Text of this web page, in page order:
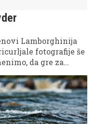
Lamborghinija
fotografije še
da gre za